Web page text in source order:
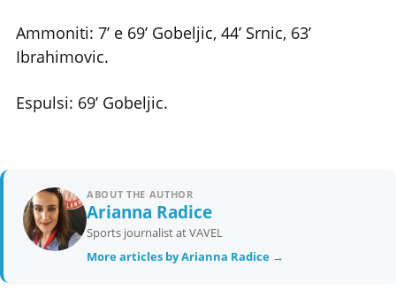
Ammoniti: 7’ e 69’ Gobeljic, 44’ Srnic, 63’
Ibrahimovic.
Espulsi: 69’ Gobeljic.
ABOUT THE AUTHOR
Arianna Radice
Sports journalist at VAVEL
More articles by Arianna Radice →